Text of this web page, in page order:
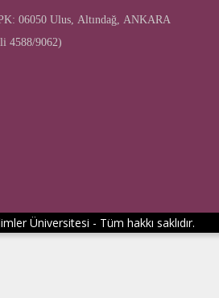
06050 Ulus, Altındağ, ANKARA
4588/9062)
Üniversitesi - Tüm hakkı saklıdır.